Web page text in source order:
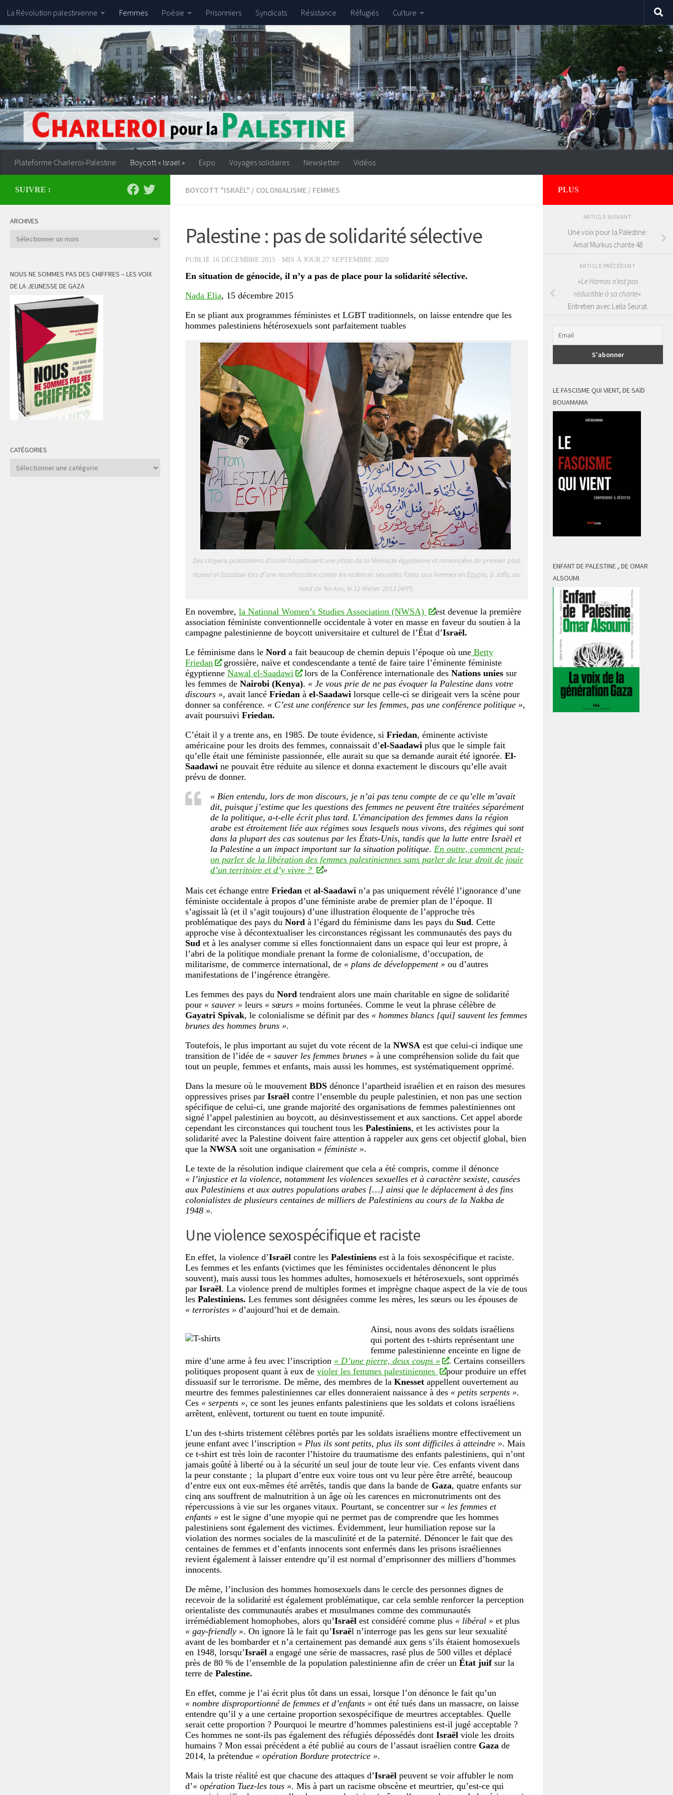
Skip to content
La Révolution palestinienne Femmes Poésie Prisonniers Syndicats Résistance Réfugiés Culture
Plateforme Charleroi-Palestine Boycott « Israël » Expo Voyages solidaires Newsletter Vidéos
BOYCOTT "ISRAËL" / COLONIALISME / FEMMES
Palestine : pas de solidarité sélective
PUBLIÉ 16 DÉCEMBRE 2015 · MIS À JOUR 27 SEPTEMBRE 2020
En situation de génocide, il n’y a pas de place pour la solidarité sélective.
Nada Elia, 15 décembre 2015
En se pliant aux programmes féministes et LGBT traditionnels, on laisse entendre que les
hommes palestiniens hétérosexuels sont parfaitement tuables
Des citoyens palestiniens d’Israël brandissent une photo de la féministe égyptienne et romancière de premier plan
Nawal el-Saadawi lors d’une manifestation contre les violences sexuelles faites aux femmes en Égypte, à Jaffa, au
nord de Tel-Aviv, le 12 février 2013 (AFP).
En novembre, la National Women’s Studies Association (NWSA)
est devenue la première
association féministe conventionnelle occidentale à voter en masse en faveur du soutien à la
campagne palestinienne de boycott universitaire et culturel de l’État d’Israël.
Le féminisme dans le Nord a fait beaucoup de chemin depuis l’époque où une Betty
Friedan
grossière, naïve et condescendante a tenté de faire taire l’éminente féministe
égyptienne Nawal el-Saadawi lors de la Conférence internationale desNations uniessur
les femmes de Nairobi (Kenya). « Je vous prie de ne pas évoquer la Palestine dans votre
discours », avait lancé Friedan à el-Saadawi lorsque celle-ci se dirigeait vers la scène pour
donner sa conférence. « C’est une conférence sur les femmes, pas une conférence politique »,
avait poursuivi Friedan.
C’était il y a trente ans, en 1985. De toute évidence, si Friedan, éminente activiste
américaine pour les droits des femmes, connaissait d’el-Saadawi plus que le simple fait
qu’elle était une féministe passionnée, elle aurait su que sa demande aurait été ignorée. El-
Saadawi ne pouvait être réduite au silence et donna exactement le discours qu’elle avait
prévu de donner.
« Bien entendu, lors de mon discours, je n’ai pas tenu compte de ce qu’elle m’avait
dit, puisque j’estime que les questions des femmes ne peuvent être traitées séparément
de la politique, a-t-elle écrit plus tard. L’émancipation des femmes dans la région
arabe est étroitement liée aux régimes sous lesquels nous vivons, des régimes qui sont
dans la plupart des cas soutenus par les États-Unis, tandis que la lutte entre Israël et
la Palestine a un impact important sur la situation politique. En outre, comment peut-
on parler de la libération des femmes palestiniennes sans parler de leur droit de jouir
d’un territoire et d’y vivre ?
»
Mais cet échange entre Friedan et al-Saadawi n’a pas uniquement révélé l’ignorance d’une
féministe occidentale à propos d’une féministe arabe de premier plan de l’époque. Il
s’agissait là (et il s’agit toujours) d’une illustration éloquente de l’approche très
problématique des pays du Nord à l’égard du féminisme dans les pays du Sud. Cette
approche vise à décontextualiser les circonstances régissant les communautés des pays du
Sud et à les analyser comme si elles fonctionnaient dans un espace qui leur est propre, à
l’abri de la politique mondiale prenant la forme de colonialisme, d’occupation, de
militarisme, de commerce international, de « plans de développement » ou d’autres
manifestations de l’ingérence étrangère.
Les femmes des pays du Nord tendraient alors une main charitable en signe de solidarité
pour « sauver » leurs « sœurs » moins fortunées. Comme le veut la phrase célèbre de
Gayatri Spivak, le colonialisme se définit par des « hommes blancs [qui] sauvent les femmes
brunes des hommes bruns ».
Toutefois, le plus important au sujet du vote récent de la NWSA est que celui-ci indique une
transition de l’idée de « sauver les femmes brunes » à une compréhension solide du fait que
tout un peuple, femmes et enfants, mais aussi les hommes, est systématiquement opprimé.
Dans la mesure où le mouvement BDS dénonce l’apartheid israélien et en raison des mesures
oppressives prises par Israël contre l’ensemble du peuple palestinien, et non pas une section
spécifique de celui-ci, une grande majorité des organisations de femmes palestiniennes ont
signé l’appel palestinien au boycott, au désinvestissement et aux sanctions. Cet appel aborde
cependant les circonstances qui touchent tous les Palestiniens, et les activistes pour la
solidarité avec la Palestine doivent faire attention à rappeler aux gens cet objectif global, bien
que la NWSA soit une organisation « féministe ».
Le texte de la résolution indique clairement que cela a été compris, comme il dénonce
« l’injustice et la violence, notamment les violences sexuelles et à caractère sexiste, causées
aux Palestiniens et aux autres populations arabes […] ainsi que le déplacement à des fins
colonialistes de plusieurs centaines de milliers de Palestiniens au cours de la Nakba de
1948 ».
Une violence sexospécifique et raciste
En effet, la violence d’Israël contre les Palestiniens est à la fois sexospécifique et raciste.
Les femmes et les enfants (victimes que les féministes occidentales dénoncent le plus
souvent), mais aussi tous les hommes adultes, homosexuels et hétérosexuels, sont opprimés
par Israël. La violence prend de multiples formes et imprègne chaque aspect de la vie de tous
les Palestiniens. Les femmes sont désignées comme les mères, les sœurs ou les épouses de
« terroristes » d’aujourd’hui et de demain.
Ainsi, nous avons des soldats israéliens
qui portent des t-shirts représentant une
femme palestinienne enceinte en ligne de
mire d’une arme à feu avec l’inscription « D’une pierre, deux coups »
. Certains conseillers
politiques proposent quant à eux de violer les femmes palestiniennes
pour produire un effet
dissuasif sur le terrorisme. De même, des membres de la Knesset appellent ouvertement au
meurtre des femmes palestiniennes car elles donneraient naissance à des « petits serpents ».
Ces « serpents », ce sont les jeunes enfants palestiniens que les soldats et colons israéliens
arrêtent, enlèvent, torturent ou tuent en toute impunité.
L’un des t-shirts tristement célèbres portés par les soldats israéliens montre effectivement un
jeune enfant avec l’inscription « Plus ils sont petits, plus ils sont difficiles à atteindre ». Mais
ce t-shirt est très loin de raconter l’histoire du traumatisme des enfants palestiniens, qui n’ont
jamais goûté à liberté ou à la sécurité un seul jour de toute leur vie. Ces enfants vivent dans
la peur constante ; la plupart d’entre eux voire tous ont vu leur père être arrêté, beaucoup
d’entre eux ont eux-mêmes été arrêtés, tandis que dans la bande de Gaza, quatre enfants sur
cinq ans souffrent de malnutrition à un âge où les carences en micronutriments ont des
répercussions à vie sur les organes vitaux. Pourtant, se concentrer sur « les femmes et
enfants » est le signe d’une myopie qui ne permet pas de comprendre que les hommes
palestiniens sont également des victimes. Évidemment, leur humiliation repose sur la
violation des normes sociales de la masculinité et de la paternité. Dénoncer le fait que des
centaines de femmes et d’enfants innocents sont enfermés dans les prisons israéliennes
revient également à laisser entendre qu’il est normal d’emprisonner des milliers d’hommes
innocents.
De même, l’inclusion des hommes homosexuels dans le cercle des personnes dignes de
recevoir de la solidarité est également problématique, car cela semble renforcer la perception
orientaliste des communautés arabes et musulmanes comme des communautés
irrémédiablement homophobes, alors qu’Israël est considéré comme plus « libéral » et plus
« gay-friendly ». On ignore là le fait qu’Israël n’interroge pas les gens sur leur sexualité
avant de les bombarder et n’a certainement pas demandé aux gens s’ils étaient homosexuels
en 1948, lorsqu’Israël a engagé une série de massacres, rasé plus de 500 villes et déplacé
près de 80 % de l’ensemble de la population palestinienne afin de créer un État juifsur la
terre de Palestine.
En effet, comme je l’ai écrit plus tôt dans un essai, lorsque l’on dénonce le fait qu’un
« nombre disproportionné de femmes et d’enfants » ont été tués dans un massacre, on laisse
entendre qu’il y a une certaine proportion sexospécifique de meurtres acceptables. Quelle
serait cette proportion ? Pourquoi le meurtre d’hommes palestiniens est-il jugé acceptable ?
Ces hommes ne sont-ils pas également des réfugiés dépossédés dont Israël viole les droits
humains ? Mon essai précédent a été publié au cours de l’assaut israélien contre Gaza de
2014, la prétendue « opération Bordure protectrice ».
Mais la triste réalité est que chacune des attaques d’Israël peuvent se voir affubler le nom
d’« opération Tuez-les tous ». Mis à part un racisme obscène et meurtrier, qu’est-ce qui
SUIVRE :
ARCHIVES
Archives
NOUS NE SOMMES PAS DES CHIFFRES – LES VOIX
DE LA JEUNESSE DE GAZA
CATÉGORIES
Catégories
PLUS
ARTICLE SUIVANT
Une voix pour la Palestine :
Amal Murkus chante 48
ARTICLE PRÉCÉDENT
«Le Hamas n’est pas
réductible à sa charte»
Entretien avec Leila Seurat.
LE FASCISME QUI VIENT, DE SAÏD
BOUAMAMA
ENFANT DE PALESTINE , DE OMAR
ALSOUMI